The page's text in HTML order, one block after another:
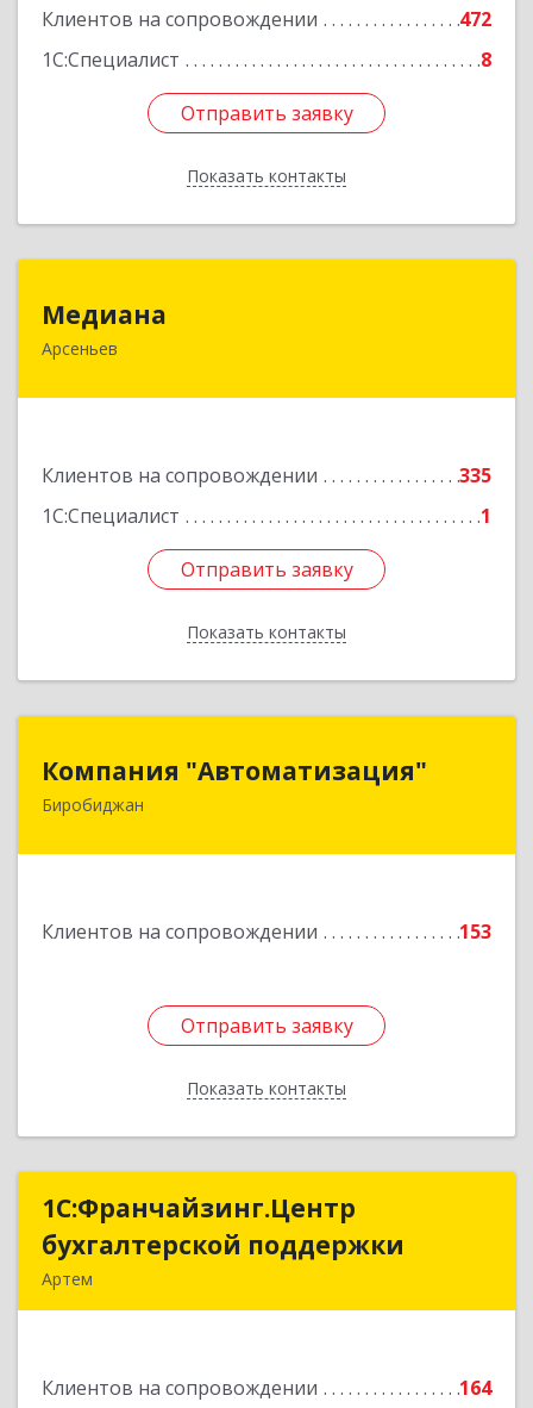
Клиентов на сопровождении
472
1С:Специалист
8
Отправить заявку
Показать контакты
Подробнее
Отправить заявку
Назад
Медиана
Арсеньев
Клиентов на сопровождении
335
1С:Специалист
1
Отправить заявку
Показать контакты
Отправить заявку
Назад
Компания "Автоматизация"
Биробиджан
Клиентов на сопровождении 153
Отправить заявку
Показать контакты
679016, Еврейская Аобл, Биробиджан г,
Отправить заявку
Назад
1С:Франчайзинг.Центр
бухгалтерской поддержки
Артем
Клиентов на сопровождении
164
1С:Франчайзинг.Центр
бухгалтерской поддержки
Подробнее